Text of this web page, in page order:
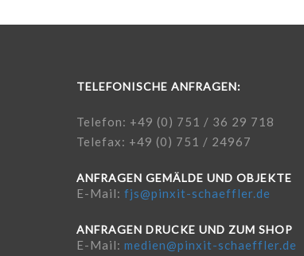
TELEFONISCHE ANFRAGEN:
Telefon: +49 (0) 751 / 36 29 718
Telefax: +49 (0) 751 / 24967
ANFRAGEN GEMÄLDE UND OBJEKTE
E-Mail: fjs@pinxit-schaeffler.de
ANFRAGEN DRUCKE UND ZUM SHOP
E-Mail: medien@pinxit-schaeffler.de